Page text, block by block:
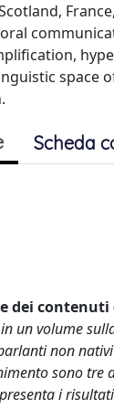
space
Scheda
dei contenuti
un volume
non
sono tre
presenta i